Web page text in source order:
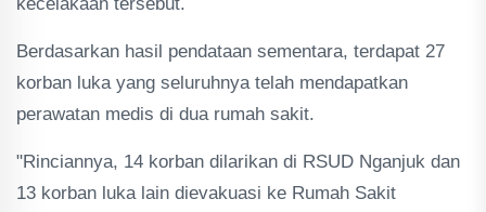
Berdasarkan hasil pendataan sementara, terdapat 27
korban luka yang seluruhnya telah mendapatkan
perawatan medis di dua rumah sakit.
"Rinciannya, 14 korban dilarikan di RSUD Nganjuk dan
13 korban luka lain dievakuasi ke Rumah Sakit